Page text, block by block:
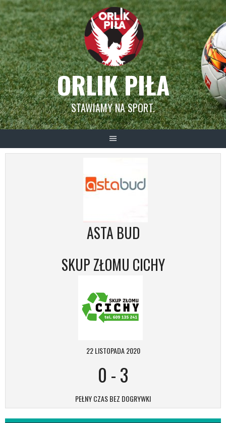
Skip
to
content
ORLIK PIŁA
STAWIAMY NA SPORT.
ASTA BUD
SKUP ZŁOMU CICHY
22 LISTOPADA 2020
0 -3
PEŁNY CZAS BEZ DOGRYWKI